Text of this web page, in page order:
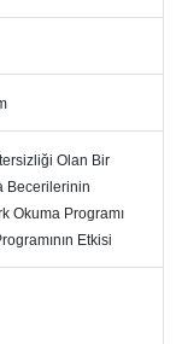
Olan Bir
Becerilerinin
Okuma Programı
Etkisi